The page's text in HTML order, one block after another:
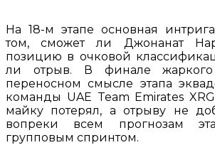
На 18-м этапе основная
том, сможет ли Джонанат
позицию в очковой
ли отрыв. В финале
переносном смысле этапа
команды UAE Team Emirates
майку потерял, а отрыву не
вопреки всем прогнозам
групповым спринтом.